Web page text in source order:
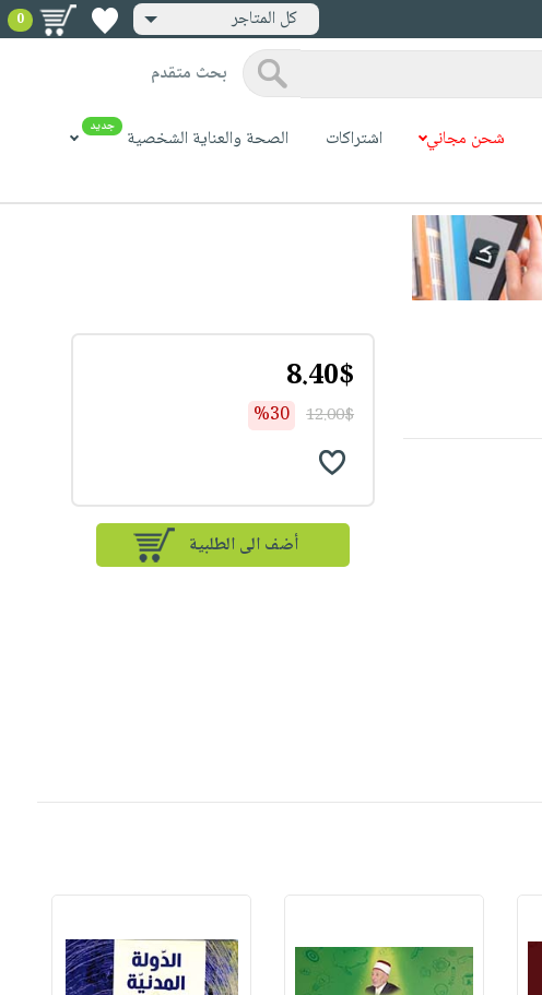
كل المتاجر 0
بحث متقدم
شحن مجاني اشتراكات الصحة والعناية الشخصية جديد
8.40$
12.00$
%30
أضف الى الطلبية